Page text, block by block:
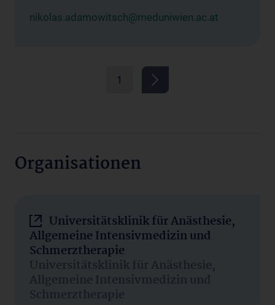
nikolas.adamowitsch@meduniwien.ac.at
1
Organisationen
Universitätsklinik für Anästhesie,
Allgemeine Intensivmedizin und
Schmerztherapie
Universitätsklinik für Anästhesie,
Allgemeine Intensivmedizin und
Schmerztherapie